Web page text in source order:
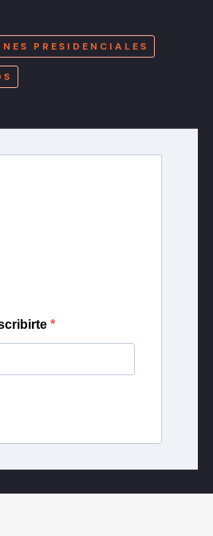
PRESIDENCIALES